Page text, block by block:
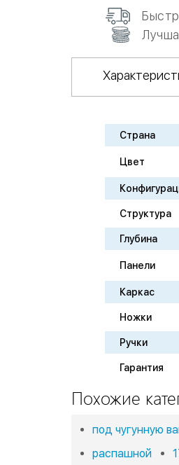
Страна
Цвет
Структура
Глубина
Панели
Каркас
Ножки
Ручки
Гарантия
Похожие
под чугунную
распашной